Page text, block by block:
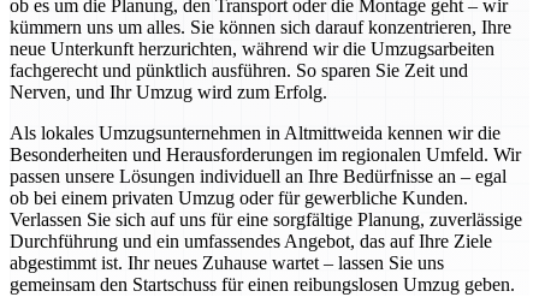
ob es um die Planung, den Transport oder die Montage geht – wir
kümmern uns um alles. Sie können sich darauf konzentrieren, Ihre
neue Unterkunft herzurichten, während wir die Umzugsarbeiten
fachgerecht und pünktlich ausführen. So sparen Sie Zeit und
Nerven, und Ihr Umzug wird zum Erfolg.
Als lokales Umzugsunternehmen in Altmittweida kennen wir die
Besonderheiten und Herausforderungen im regionalen Umfeld. Wir
passen unsere Lösungen individuell an Ihre Bedürfnisse an – egal
ob bei einem privaten Umzug oder für gewerbliche Kunden.
Verlassen Sie sich auf uns für eine sorgfältige Planung, zuverlässige
Durchführung und ein umfassendes Angebot, das auf Ihre Ziele
abgestimmt ist. Ihr neues Zuhause wartet – lassen Sie uns
gemeinsam den Startschuss für einen reibungslosen Umzug geben.